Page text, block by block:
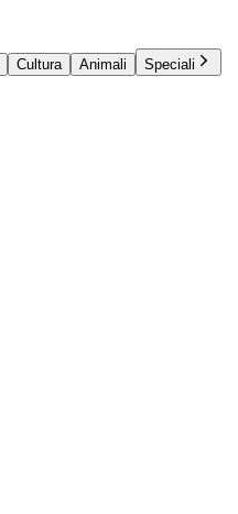
Cultura Animali
Speciali